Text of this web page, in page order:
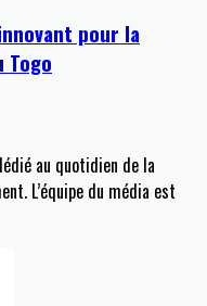
pour la
Togo
au quotidien de la
L’équipe du média est